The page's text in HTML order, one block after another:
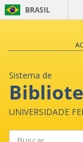
BRASIL
Sistema de
UNIVERSIDADE